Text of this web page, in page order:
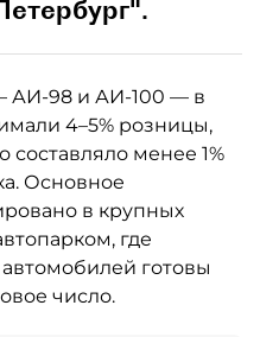
АИ-98 и АИ-100 — в
4–5% розницы,
составляло менее 1%
Основное
в крупных
где
готовы
число.